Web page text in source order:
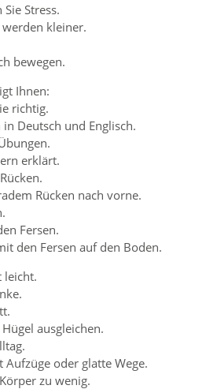
Stress.
kleiner.
bewegen.
Ihnen:
richtig.
Deutsch und Englisch.
erklärt.
Rücken nach vorne.
Fersen.
den Fersen auf den Boden.
leicht.
ausgleichen.
oder glatte Wege.
zu wenig.